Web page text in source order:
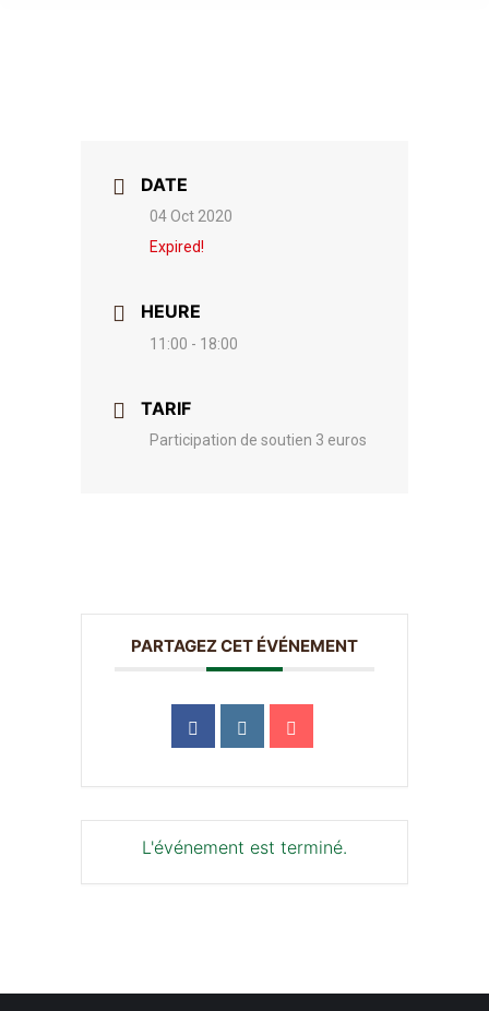
DATE
04 Oct 2020
Expired!
HEURE
11:00 - 18:00
TARIF
Participation de soutien 3 euros
PARTAGEZ CET ÉVÉNEMENT
L'événement est terminé.